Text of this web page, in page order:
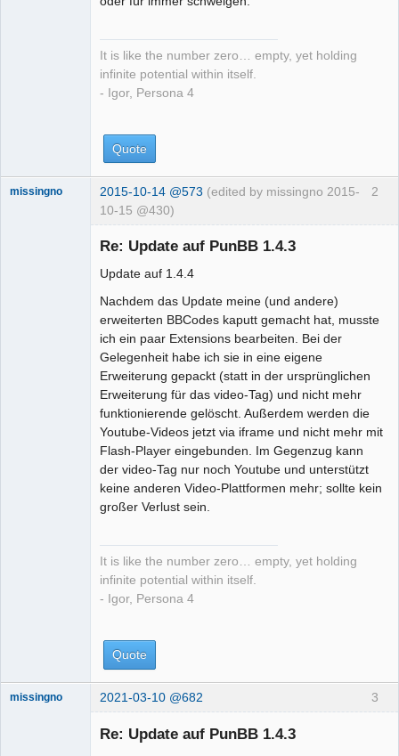
It is like the number zero… empty, yet holding
infinite potential within itself.
- Igor, Persona 4
Quote
2
missingno 2015-10-14 @573 (edited by missingno 2015-
10-15 @430)
Re: Update auf PunBB 1.4.3
Update auf 1.4.4
Nachdem das Update meine (und andere)
erweiterten BBCodes kaputt gemacht hat, musste
ich ein paar Extensions bearbeiten. Bei der
Gelegenheit habe ich sie in eine eigene
Erweiterung gepackt (statt in der ursprünglichen
Erweiterung für das video-Tag) und nicht mehr
funktionierende gelöscht. Außerdem werden die
Youtube-Videos jetzt via iframe und nicht mehr mit
Flash-Player eingebunden. Im Gegenzug kann
der video-Tag nur noch Youtube und unterstützt
keine anderen Video-Plattformen mehr; sollte kein
großer Verlust sein.
It is like the number zero… empty, yet holding
infinite potential within itself.
- Igor, Persona 4
Quote
3
missingno 2021-03-10 @682
Re: Update auf PunBB 1.4.3